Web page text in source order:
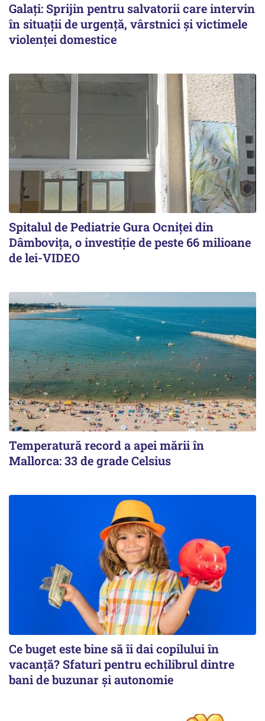
Galați: Sprijin pentru salvatorii care intervin
în situații de urgență, vârstnici și victimele
violenței domestice
Spitalul de Pediatrie Gura Ocniței din
Dâmbovița, o investiție de peste 66 milioane
de lei-VIDEO
Temperatură record a apei mării în
Mallorca: 33 de grade Celsius
Ce buget este bine să îi dai copilului în
vacanță? Sfaturi pentru echilibrul dintre
bani de buzunar și autonomie